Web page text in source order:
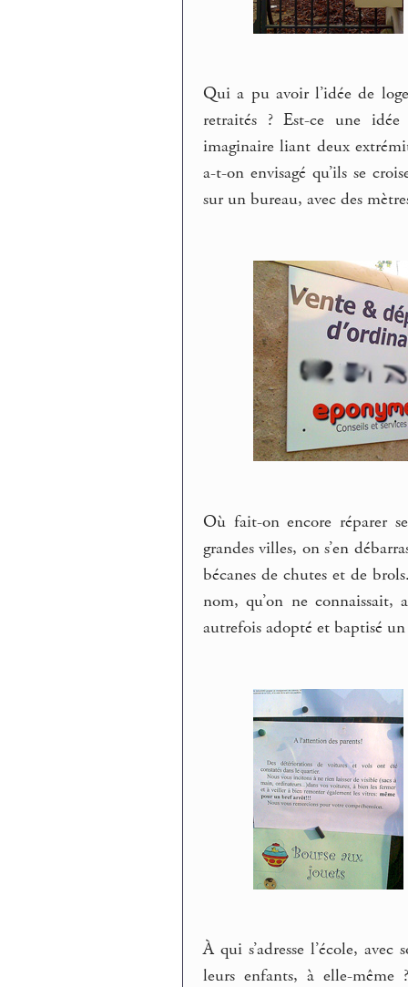
Qui a pu avoir l’idée de
retraités ? Est-ce une idée
imaginaire liant deux
a-t-on envisagé qu’ils se
sur un bureau, avec des
Où fait-on encore réparer
grandes villes, on s’en
bécanes de chutes et de
nom, qu’on ne
autrefois adopté et baptisé
À qui s’adresse l’école,
leurs enfants, à elle-